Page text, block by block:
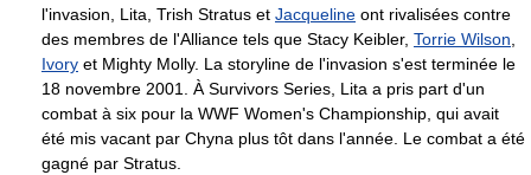
l'invasion, Lita, Trish Stratus et Jacqueline ont rivalisées contre
des membres de l'Alliance tels que Stacy Keibler, Torrie Wilson
Ivory et Mighty Molly. La storyline de l'invasion s'est terminée le
18 novembre 2001. À Survivors Series, Lita a pris part d'un
combat à six pour la WWF Women's Championship, qui avait
été mis vacant par Chyna plus tôt dans l'année. Le combat a été
gagné par Stratus.